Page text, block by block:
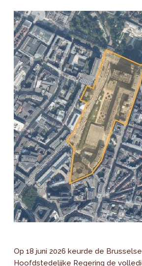
Op 18 juni 2026 keurde de Brusselse
Hoofdstedelijke Regering de